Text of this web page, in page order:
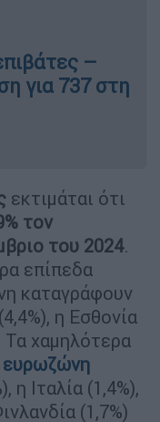
–
για 737 στη
εκτιμάται ότι
τον
του 2024.
επίπεδα
καταγράφουν
η Εσθονία
Τα χαμηλότερα
ευρωζώνη
η Ιταλία (1,4%),
(1,7%)